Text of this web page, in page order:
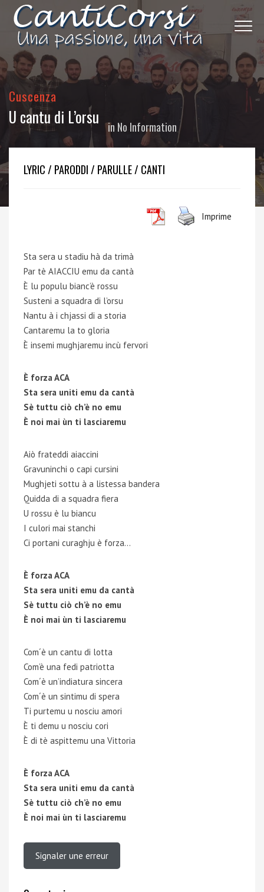
Cuscenza
U cantu di L’orsu in No Information
LYRIC / PARODDI / PARULLE / CANTI
Imprime
Sta sera u stadiu hà da trimà
Par tè AIACCIU emu da cantà
È lu populu bianc’è rossu
Susteni a squadra di l’orsu
Nantu à i chjassi di a storia
Cantaremu la to gloria
È insemi mughjaremu incù fervori
È forza ACA
Sta sera uniti emu da cantà
Sè tuttu ciò ch’è no emu
È noi mai ùn ti lasciaremu
Aiò frateddi aiaccini
Gravuninchi o capi cursini
Mughjeti sottu à a listessa bandera
Quidda di a squadra fiera
U rossu è lu biancu
I culori mai stanchi
Ci portani curaghju è forza…
È forza ACA
Sta sera uniti emu da cantà
Sè tuttu ciò ch’è no emu
È noi mai ùn ti lasciaremu
Com´è un cantu di lotta
Com’è una fedi patriotta
Com´è un’indiatura sincera
Com´è un sintimu di spera
Ti purtemu u nosciu amori
È ti demu u nosciu cori
È di tè aspittemu una Vittoria
È forza ACA
Sta sera uniti emu da cantà
Sè tuttu ciò ch’è no emu
È noi mai ùn ti lasciaremu
Signaler une erreur